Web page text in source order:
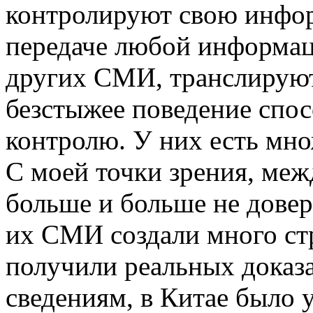
контролируют свою
передаче любой
других СМИ,
безстыжее поведение
контролю. У них есть
С моей точки зрения,
больше и больше не
их СМИ создали много
получили реальных
сведениям, в Китае было